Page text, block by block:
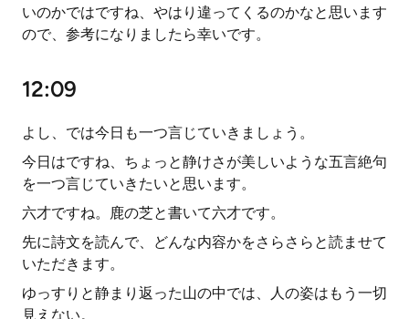
いのかではですね、やはり違ってくるのかなと思います
ので、参考になりましたら幸いです。
12:09
よし、では今日も一つ言じていきましょう。
今日はですね、ちょっと静けさが美しいような五言絶句
を一つ言じていきたいと思います。
六才ですね。鹿の芝と書いて六才です。
先に詩文を読んで、どんな内容かをさらさらと読ませて
いただきます。
ゆっすりと静まり返った山の中では、人の姿はもう一切
見えない。